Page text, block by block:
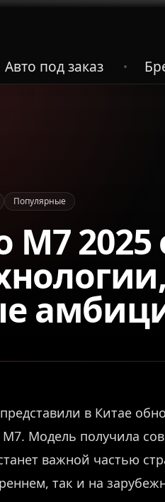
Авто под заказ •
Популярные
2025
в Китае
Модель получила
важной частью
так и на